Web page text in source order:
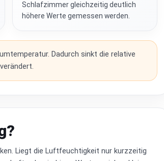
Schlafzimmer gleichzeitig deutlich
höhere Werte gemessen werden.
Dadurch sinkt die relative
Liegt die Luftfeuchtigkeit nur kurzzeitig